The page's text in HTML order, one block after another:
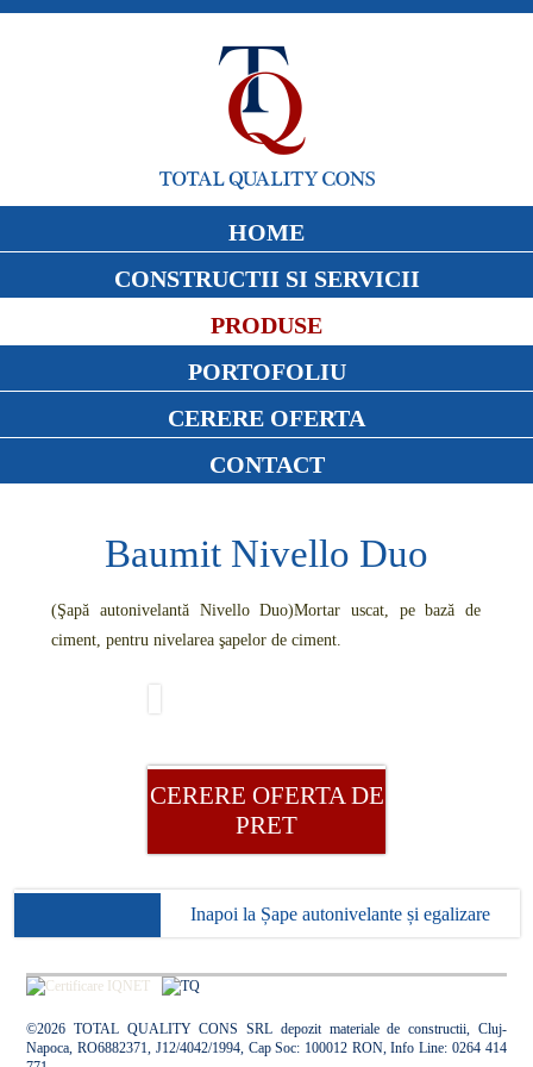
HOME
CONSTRUCTII SI SERVICII
PRODUSE
PORTOFOLIU
CERERE OFERTA
CONTACT
Baumit Nivello Duo
(Şapă autonivelantă Nivello Duo)Mortar uscat, pe bază de
ciment, pentru nivelarea şapelor de ciment.
CERERE OFERTA DE
PRET
Inapoi la Șape autonivelante și egalizare
©2026 TOTAL QUALITY CONS SRL depozit materiale de constructii, Cluj-
Napoca, RO6882371, J12/4042/1994, Cap Soc: 100012 RON, Info Line: 0264 414